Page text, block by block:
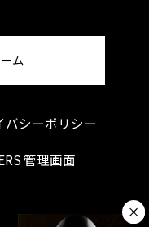
バシーポリシー
管理画面
ム